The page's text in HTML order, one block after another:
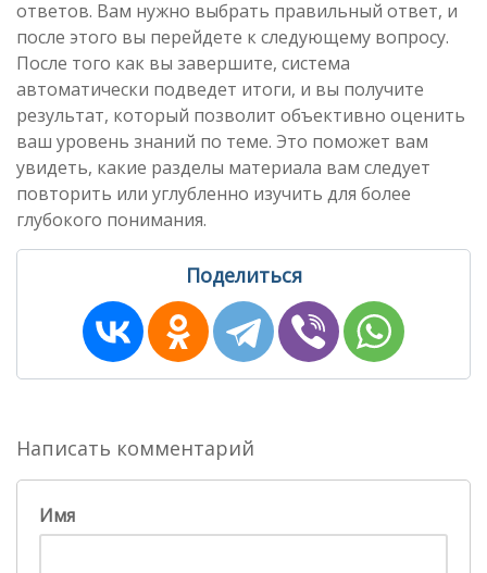
ответов. Вам нужно выбрать правильный ответ, и
после этого вы перейдете к следующему вопросу.
После того как вы завершите, система
автоматически подведет итоги, и вы получите
результат, который позволит объективно оценить
ваш уровень знаний по теме. Это поможет вам
увидеть, какие разделы материала вам следует
повторить или углубленно изучить для более
глубокого понимания.
Поделиться
Написать комментарий
Имя